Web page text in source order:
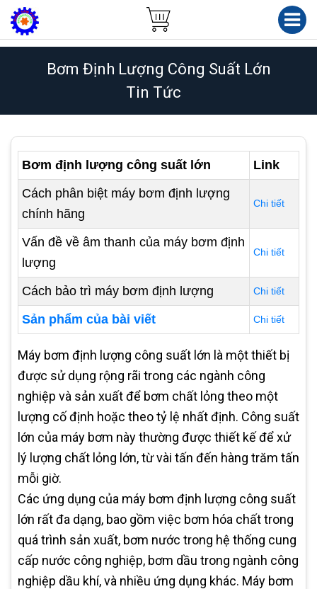
Bơm Định Lượng Công Suất Lớn
Tin Tức
Bơm định lượng công suất lớn
Link
Cách phân biệt máy bơm định lượng
chính hãng
Chi tiết
Vấn đề về âm thanh của máy bơm định
lượng
Chi tiết
Cách bảo trì máy bơm định lượng Chi tiết
Sản phẩm của bài viết Chi tiết
Máy bơm định lượng công suất lớn là một thiết bị
được sử dụng rộng rãi trong các ngành công
nghiệp và sản xuất để bơm chất lỏng theo một
lượng cố định hoặc theo tỷ lệ nhất định. Công suất
lớn của máy bơm này thường được thiết kế để xử
lý lượng chất lỏng lớn, từ vài tấn đến hàng trăm tấn
mỗi giờ.
Các ứng dụng của máy bơm định lượng công suất
lớn rất đa dạng, bao gồm việc bơm hóa chất trong
quá trình sản xuất, bơm nước trong hệ thống cung
cấp nước công nghiệp, bơm dầu trong ngành công
nghiệp dầu khí, và nhiều ứng dụng khác. Máy bơm